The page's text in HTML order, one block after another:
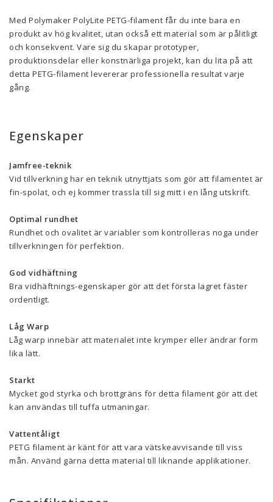
Med Polymaker PolyLite PETG-filament får du inte bara en
produkt av hög kvalitet, utan också ett material som är pålitligt
och konsekvent. Vare sig du skapar prototyper,
produktionsdelar eller konstnärliga projekt, kan du lita på att
detta PETG-filament levererar professionella resultat varje
gång.
Egenskaper
Jamfree-teknik
Vid tillverkning har en teknik utnyttjats som gör att filamentet är
fin-spolat, och ej kommer trassla till sig mitt i en lång utskrift.
Optimal rundhet
Rundhet och ovalitet är variabler som kontrolleras noga under
tillverkningen för perfektion.
God vidhäftning
Bra vidhäftnings-egenskaper gör att det första lagret fäster
ordentligt.
Låg Warp
Låg warp innebär att materialet inte krymper eller ändrar form
lika lätt.
Starkt
Mycket god styrka och brottgräns för detta filament gör att det
kan användas till tuffa utmaningar.
Vattentåligt
PETG filament är känt för att vara vätskeavvisande till viss
mån. Använd gärna detta material till liknande applikationer.